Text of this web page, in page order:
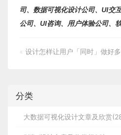
司、数据可视化设计公司、UI交
公司、UI咨询、用户体验公司、
« 设计怎样让用户「同时」做好
分类
大数据可视化设计文章及欣赏